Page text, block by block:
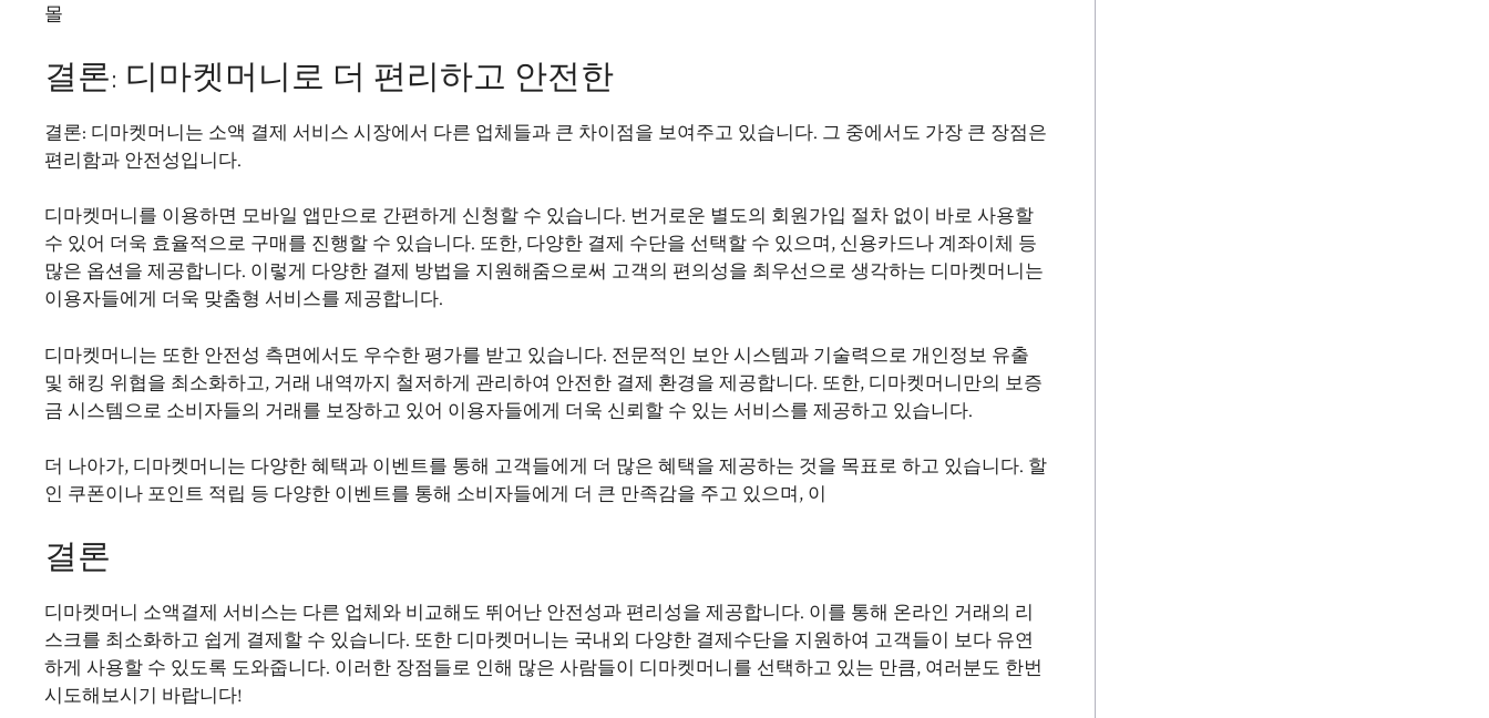
몰
결론: 디마켓머니로 더 편리하고 안전한
결론: 디마켓머니는 소액 결제 서비스 시장에서 다른 업체들과 큰 차이점을 보여주고 있습니다. 그 중에서도 가장 큰 장점은
편리함과 안전성입니다.
디마켓머니를 이용하면 모바일 앱만으로 간편하게 신청할 수 있습니다. 번거로운 별도의 회원가입 절차 없이 바로 사용할
수 있어 더욱 효율적으로 구매를 진행할 수 있습니다. 또한, 다양한 결제 수단을 선택할 수 있으며, 신용카드나 계좌이체 등
많은 옵션을 제공합니다. 이렇게 다양한 결제 방법을 지원해줌으로써 고객의 편의성을 최우선으로 생각하는 디마켓머니는
이용자들에게 더욱 맞춤형 서비스를 제공합니다.
디마켓머니는 또한 안전성 측면에서도 우수한 평가를 받고 있습니다. 전문적인 보안 시스템과 기술력으로 개인정보 유출
및 해킹 위협을 최소화하고, 거래 내역까지 철저하게 관리하여 안전한 결제 환경을 제공합니다. 또한, 디마켓머니만의 보증
금 시스템으로 소비자들의 거래를 보장하고 있어 이용자들에게 더욱 신뢰할 수 있는 서비스를 제공하고 있습니다.
더 나아가, 디마켓머니는 다양한 혜택과 이벤트를 통해 고객들에게 더 많은 혜택을 제공하는 것을 목표로 하고 있습니다. 할
인 쿠폰이나 포인트 적립 등 다양한 이벤트를 통해 소비자들에게 더 큰 만족감을 주고 있으며, 이
결론
디마켓머니 소액결제 서비스는 다른 업체와 비교해도 뛰어난 안전성과 편리성을 제공합니다. 이를 통해 온라인 거래의 리
스크를 최소화하고 쉽게 결제할 수 있습니다. 또한 디마켓머니는 국내외 다양한 결제수단을 지원하여 고객들이 보다 유연
하게 사용할 수 있도록 도와줍니다. 이러한 장점들로 인해 많은 사람들이 디마켓머니를 선택하고 있는 만큼, 여러분도 한번
시도해보시기 바랍니다!